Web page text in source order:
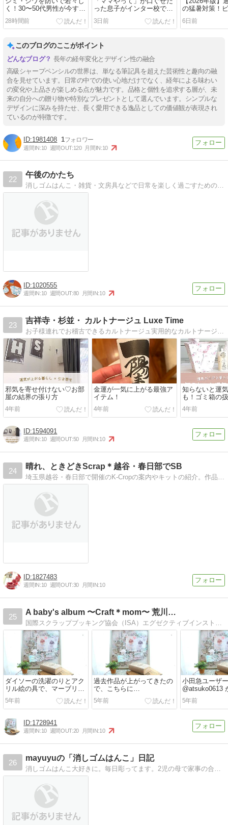
く！30〜50代男性が今すぐ
始めるべき紫外線対策の基
本
28時間前
った息子がインター校で変
わってきた話
3日前
の猛暑対策！
向け高機能日
3選
6日前
このブログのここがポイント
長年の経年変化とデザイン性の融合
高級シャープペンシルの世界は、単なる筆記具を超えた芸術性と趣向の融
合を見せています。日常の中での使い心地だけでなく、経年による味わい
の変化や上品さが楽しめる点が魅力です。品格と個性を追求する層が、未
来の自分への贈り物や特別なプレゼントとして選んでいます。シンプルな
デザインに深みを持たせ、長く愛用できる逸品としての価値観が表現され
ているのが特徴です。
1981408 1
週間IN:10 週間OUT:120 月間IN:10
22
午後のかたち
消しゴムはんこ・雑貨・文房具などで日常を楽しく過ごすためのブログを更新中です。
1020555
週間IN:10 週間OUT:80 月間IN:10
23
吉祥寺・杉並・ カルトナージュ Luxe Time
邪気を寄せ付けない♡お部
屋の結界の張り方
4年前
金運が一気に上がる最強ア
イテム！
4年前
知らないと運
も！ゴミ箱の
4年前
1594091
週間IN:10 週間OUT:50 月間IN:10
24
晴れ、ときどきScrap＊越谷・春日部でSB
1827483
週間IN:10 週間OUT:30 月間IN:10
25
A baby's album 〜Craft＊mom〜 荒川…
ダイソーの洗濯のりとアク
リル絵の具で、マーブリン
グ。..たくさん調べて、た
くさん試し、...
5年前
過去作品が上がってきたの
で、こちらに
も..marianneDTをさせて頂
いてた時の、D...
5年前
小田急ユーザ
@atsuko0613
サークル始め
も...
5年前
1728941
週間IN:10 週間OUT:20 月間IN:10
26
mayuyuの「消しゴムはんこ」日記